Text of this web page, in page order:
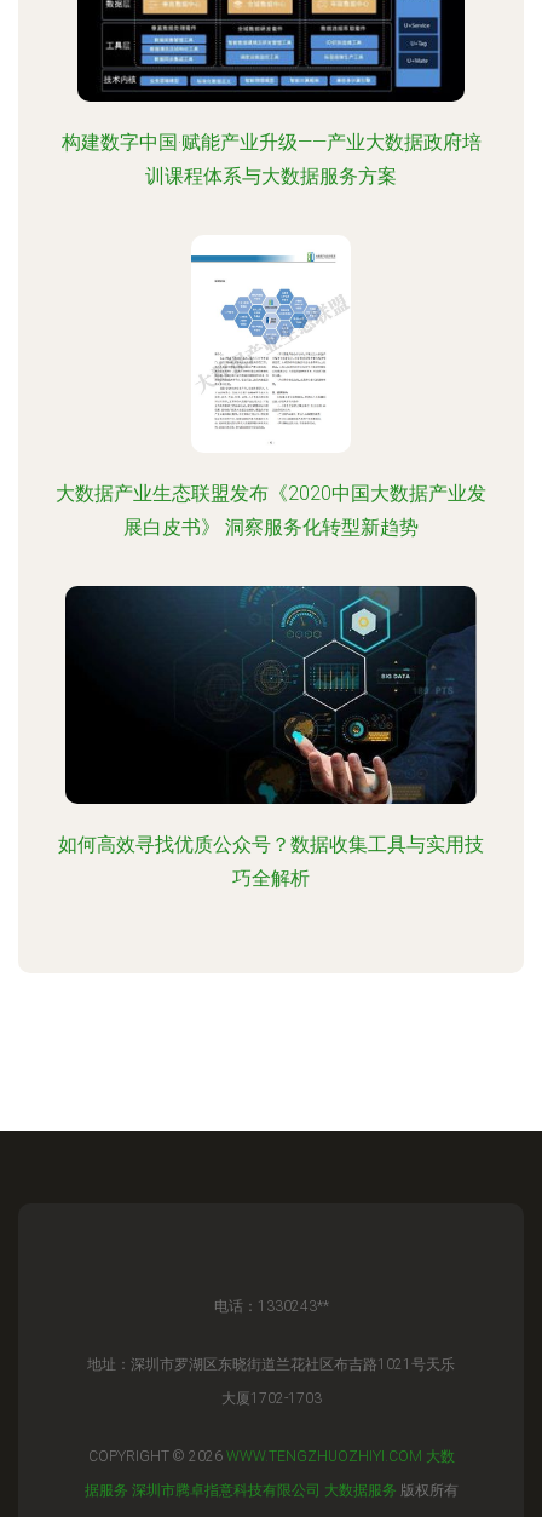
构建数字中国·赋能产业升级——产业大数据政府培
训课程体系与大数据服务方案
大数据产业生态联盟发布《2020中国大数据产业发
展白皮书》 洞察服务化转型新趋势
如何高效寻找优质公众号？数据收集工具与实用技
巧全解析
电话：1330243**
地址：深圳市罗湖区东晓街道兰花社区布吉路1021号天乐
大厦1702-1703
COPYRIGHT © 2026 WWW.TENGZHUOZHIYI.COM 大数
据服务 深圳市腾卓指意科技有限公司 大数据服务 版权所有